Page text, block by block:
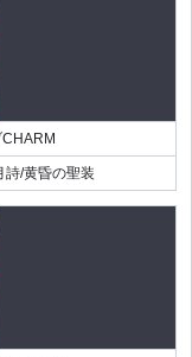
詩/黄昏の聖装